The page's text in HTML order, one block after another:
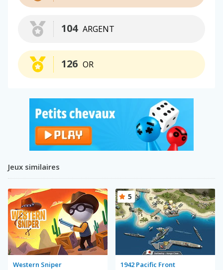
ARGENT
104
OR
126
Jeux similaires
Western Sniper 1942 Pacific Front
5